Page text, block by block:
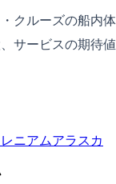
クルーズの船内体
サービスの期待値
ニアムアラスカ